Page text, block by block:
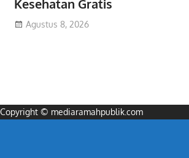
Kesehatan Gratis
Agustus 8, 2026
Copyright © mediaramahpublik.com